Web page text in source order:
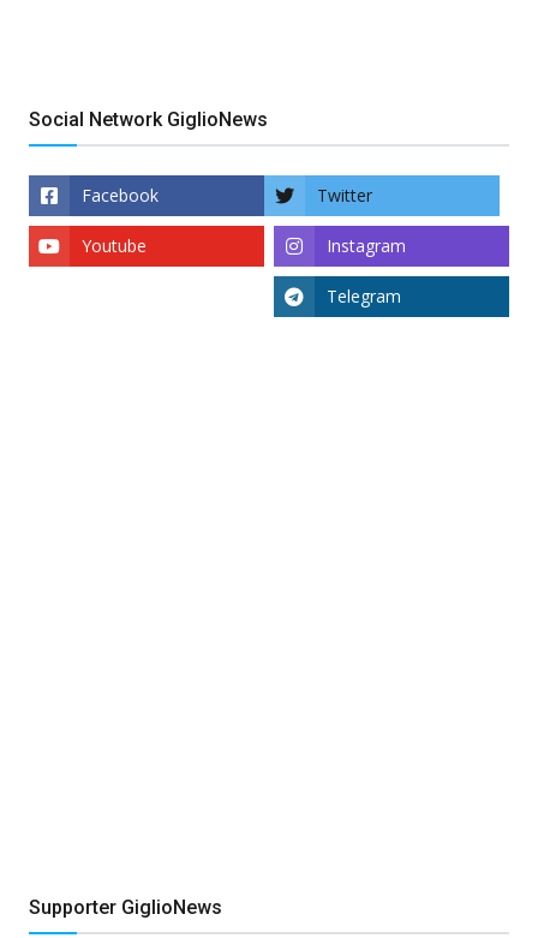
Social Network GiglioNews
Facebook Twitter
Instagram
Youtube
Telegram
Supporter GiglioNews